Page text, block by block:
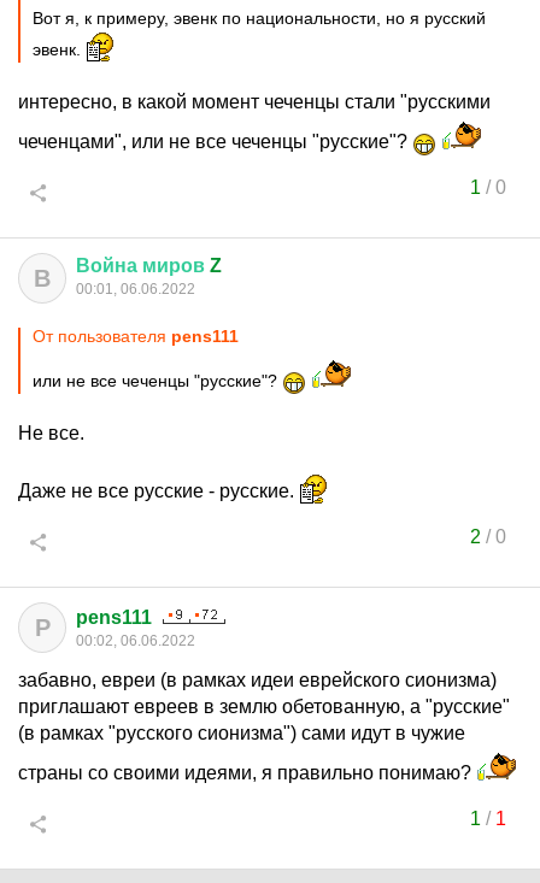
Вот я, к примеру, эвенк по национальности, но я русский
эвенк.
интересно, в какой момент чеченцы стали "русскими
чеченцами", или не все чеченцы "русские"?
1 /0
В Война миров Z
00:01, 06.06.2022
От пользователя pens111
или не все чеченцы "русские"?
Не все.
Даже не все русские - русские.
2 /0
P pens111
00:02, 06.06.2022
забавно, евреи (в рамках идеи еврейского сионизма)
приглашают евреев в землю обетованную, а "русские"
(в рамках "русского сионизма") сами идут в чужие
страны со своими идеями, я правильно понимаю?
1 / 1